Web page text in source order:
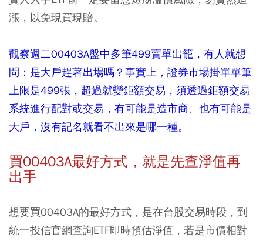
漲，以免現買現賠。
觀察週二00403A盤中多筆499賣單出籠，有人就想
問：是大戶趕著出場嗎？事實上，證券市場掛單單筆
上限是499張，超過就變鉅額交易，須透過鉅額交易
系統進行配對或交易，有可能是造市商、也有可能是
大戶，沒有記名就看不出來是哪一種。
買00403A最好方式，就是先查淨值再
出手
想要買00403A的最好方式，是在台股交易時段，到
統一投信官網查詢ETF即時預估淨值，若是市價相對